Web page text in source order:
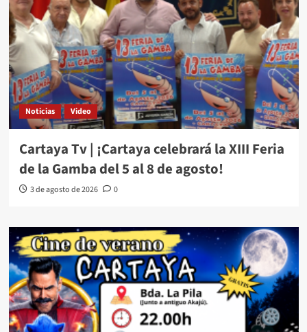
Noticias Video
Cartaya Tv | ¡Cartaya celebrará la XIII Feria
de la Gamba del 5 al 8 de agosto!
3 de agosto de 2026 0